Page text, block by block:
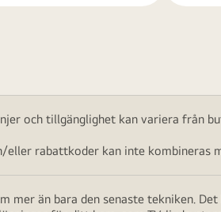
och tillgänglighet kan variera från
eller rabattkoder kan inte kombineras
mer än bara den senaste tekniken.